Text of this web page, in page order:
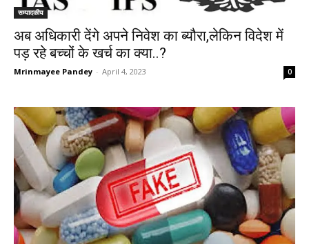
सम्पादकीय
अब अधिकारी देंगे अपने निवेश का ब्यौरा,लेकिन विदेश में
पड़ रहे बच्चों के खर्च का क्या..?
Mrinmayee Pandey - April 4, 2023 0